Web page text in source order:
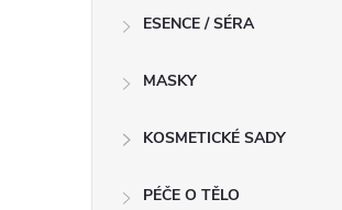
ESENCE / SÉRA
MASKY
KOSMETICKÉ SADY
PÉČE O TĚLO